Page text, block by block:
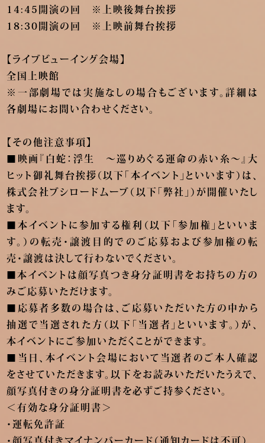
14:45開演の回 ※上映後舞台挨拶
18:30開演の回 ※上映前舞台挨拶
【ライブビューイング会場】
全国上映館
※一部劇場では実施なしの場合もございます。詳細は
各劇場にお問い合わせください。
【その他注意事項】
■映画『白蛇：浮生 ～巡りめぐる運命の赤い糸～』大
ヒット御礼舞台挨拶（以下「本イベント」といいます）は、
株式会社ブシロードムーブ（以下「弊社」）が開催いたし
ます。
■本イベントに参加する権利（以下「参加権」といいま
す。）の転売・譲渡目的でのご応募および参加権の転
売・譲渡は決して行わないでください。
■本イベントは顔写真つき身分証明書をお持ちの方の
みご応募いただけます。
■応募者多数の場合は、ご応募いただいた方の中から
抽選で当選された方（以下「当選者」といいます。）が、
本イベントにご参加いただくことができます。
■当日、本イベント会場において当選者のご本人確認
をさせていただきます。以下をお読みいただいたうえで、
顔写真付きの身分証明書を必ずご持参ください。
＜有効な身分証明書＞
・運転免許証
・顔写真付きマイナンバーカード（通知カードは不可）